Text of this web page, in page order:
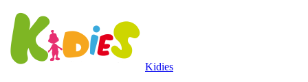
Kidies